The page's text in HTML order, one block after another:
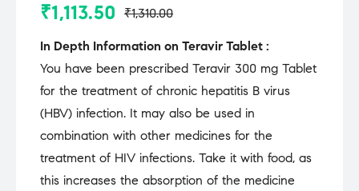
₹1,310.00
Original
price
was:
₹1,310.00.
₹1,113.50
Current
price
is:
₹1,113.50.
In Depth Information on Teravir Tablet :
You have been prescribed Teravir 300 mg Tablet
for the treatment of chronic hepatitis B virus
(HBV) infection. It may also be used in
combination with other medicines for the
treatment of HIV infections. Take it with food, as
this increases the absorption of the medicine